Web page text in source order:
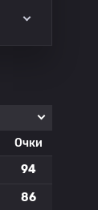
Очки
94
86